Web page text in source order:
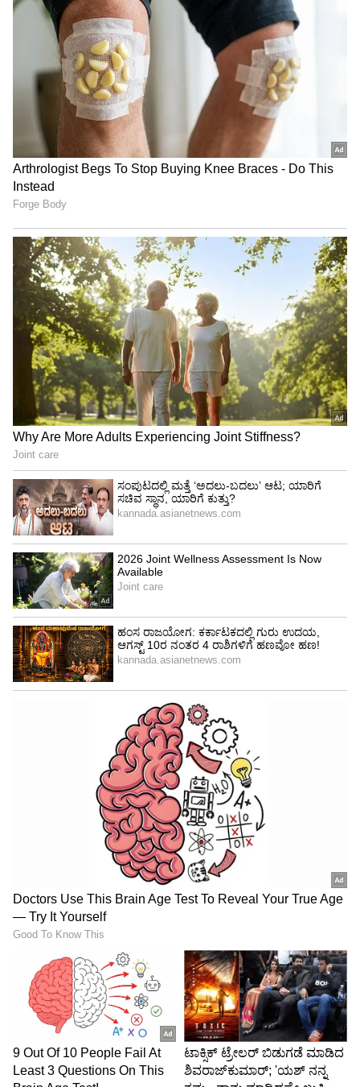
ರಾಮನಗರ ಜಿಲ್ಲೆಯಲ್ಲಿ 23,000 ಹೆಕ್ಟೇರ್ ಪ್ರದೇಶದಲ್ಲಿ ಮಾವು
ಬೆಳೆಯಲಾಗುತ್ತದೆ. ಇಲ್ಲಿ ಬೆಳೆಯುವ ಗುಣಮಟ್ಟದ ಮಾವಿನ
ಹಣ್ಣುಗಳು ದೇಶದ ಹಾಗೂ ವಿಶ್ವದ ಮೂಲೆ ಮೂಲೆಗೆ
ಸರಬರಾಜು ಆಗುತ್ತದೆ. ಇಂತಹ ಗುಣಮಟ್ಟದ ಮಾವು
ಬೆಳೆಯುವ ರೈತರಲ್ಲಿ ಈಗ ಆತಂಕ ಎದುರಾಗಿದ್ದು, ಈ ಬಾರಿ
ತೇವಾಂಶ ಜಾಸ್ತಿಯಾಗಿದ್ದು, ಹೂ ಬಿಟ್ಟ ನಂತರವೂ ಮಾವು
ಚಿಗುರಿ ಕಾಯಿ ಬಂದಿಲ್ಲ. ಅಲ್ಲದೇ ಜಿಗಿಹುಳ ಹಾಗೂ ಬೂದಿ
ರೋಗ ಈ ಬಾರಿ ಮಾವನ್ನು ಕಾಡುತ್ತಿದೆ. ಆದರೆ ಸದ್ಯದ
ಪರಿಸ್ಥಿತಿಯಲ್ಲಿ ಮಾವು ರಕ್ಷಣೆ ಮಾಡಿಕೊಳ್ಳಲು ಸಾಧ್ಯವಿದ್ದು,
ರೈತರ ಕಚೇರಿಗೆ ಬಂದು ಮಾವಿಗೆ ಆಗಿರುವ ತೊಂದರೆ ತಿಳಿಸಿ
ಔಷಧಿ ಬಗ್ಗೆ ಮಾಹಿತಿ ಪಡೆಯಿರಿ ಎನ್ನುತ್ತಾರೆ ತೋಟಗಾರಿಕಾ
ಇಲಾಖೆಯ ಉಪನಿರ್ದೇಶಕ ಮುನೇಗೌಡ.
ಒಟ್ಟಾರೆ ಜಿಲ್ಲೆಯಲ್ಲಿ ಉಂಟಾಗಿರುವ ವಾತಾವರಣದಲ್ಲಿನ
ಏರುಪೇರಿನ ಪರಿಣಾಮ ಈ ಬಾರಿ ಮಾವು ಬೆಳೆಗಾರರಿಗೆ ಈ
ಬೆಳೆ ಜೂಜಾಟದಂತಾಗಿದೆ. ಅದೃಷ್ಟ ಇದ್ದವರ ತೋಟದಲ್ಲಿ ಹೂ
ಬಿಟ್ಟಿದ್ದರೆ ಅದೃಷ್ಟ ಇಲ್ಲದವರ ತೋಟದಲ್ಲಿ ಹೂ ಇನ್ನೂ ಬಿಟ್ಟಿಲ್ಲ.
ಇಂತಹ ಪರಿಸ್ಥಿತಿಯಲ್ಲಿ ಕೀಟ ಬಾಧೆಯಂತಹ ರೋಗ ಭೀತಿ
ಕೂಡ ಮಾವು ಬೆಳೆಗಾರರನ್ನು ಆತಂಕಕ್ಕೀಡು ಮಾಡಿರುವುದು
ಗಾಯದ ಮೇಲೆ ಬರೆ ಎಳೆದಂತಾಗಿದೆ.